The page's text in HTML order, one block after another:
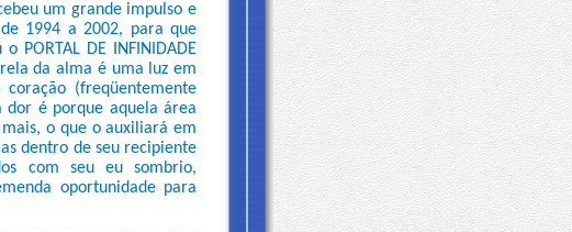
um grande impulso e
1994 a 2002, para que
DE INFINIDADE
da alma é uma luz em
(freqüentemente
dor é porque aquela área
o que o auxiliará em
dentro de seu recipiente
com seu eu sombrio,
oportunidade para